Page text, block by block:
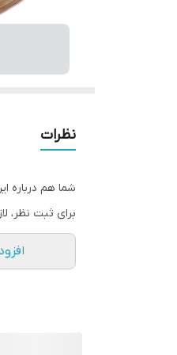
نظرات
شما هم درباره
برای ثبت نظر،